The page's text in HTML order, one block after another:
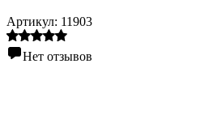
Артикул: 11903
Нет отзывов